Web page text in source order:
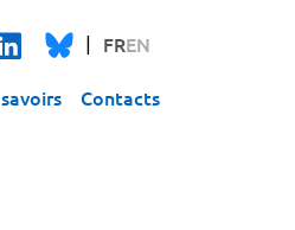
FREN
Contacts